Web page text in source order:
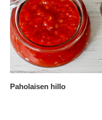
Paholaisen hillo